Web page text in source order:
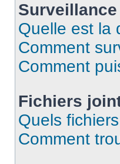
Quelle est la
Comment
Comment
Fichiers
Quels
Comment